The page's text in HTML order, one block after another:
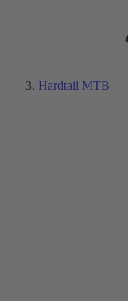
Hardtail MTB